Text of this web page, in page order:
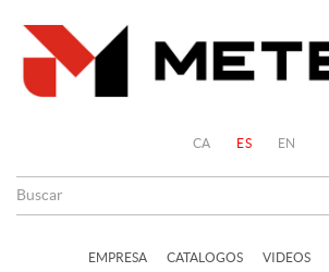
CA ES EN
EMPRESA CATALOGOS VIDEOS